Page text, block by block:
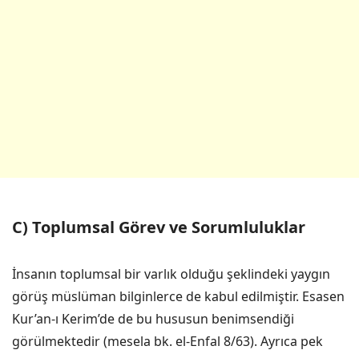
C) Toplumsal Görev ve Sorumluluklar
İnsanın toplumsal bir varlık olduğu şeklindeki yaygın
görüş müslüman bilginlerce de kabul edilmiştir. Esasen
Kur’an-ı Kerim’de de bu hususun benimsendiği
görülmektedir (mesela bk. el-Enfal 8/63). Ayrıca pek